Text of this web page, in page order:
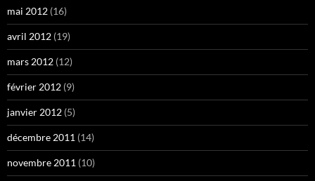
mai 2012 (16)
avril 2012 (19)
mars 2012 (12)
février 2012 (9)
janvier 2012 (5)
décembre 2011 (14)
novembre 2011 (10)